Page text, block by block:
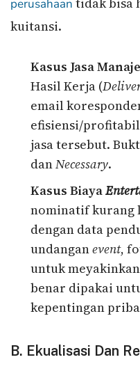
perusahaan
kuitansi.
Kasus Jasa
Hasil Kerja (
email
efisiensi/
jasa tersebut.
danNecessary.
Kasus Biaya
nominatif kurang
dengan data
undanganevent,
untuk
benar dipakai
kepentingan
B. Ekualisasi Dan